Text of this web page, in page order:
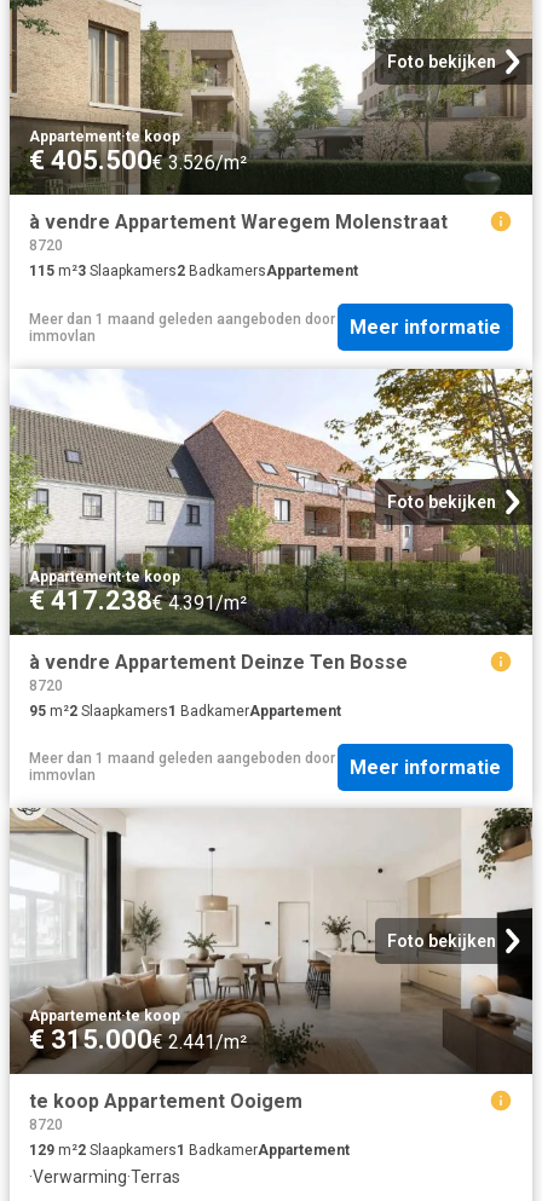
Foto bekijken
Appartement·te koop
€ 405.500€ 3.526/m²
à vendre Appartement Waregem Molenstraat
8720
115 m²3 Slaapkamers2 BadkamersAppartement
Meer dan 1 maand geleden aangeboden door
immovlan
Meer informatie
Foto bekijken
Appartement·te koop
€ 417.238€ 4.391/m²
à vendre Appartement Deinze Ten Bosse
8720
95 m²2 Slaapkamers1 BadkamerAppartement
Meer dan 1 maand geleden aangeboden door
immovlan
Meer informatie
Foto bekijken
Appartement·te koop
€ 315.000€ 2.441/m²
te koop Appartement Ooigem
8720
129 m²2 Slaapkamers1 BadkamerAppartement
·Verwarming·Terras